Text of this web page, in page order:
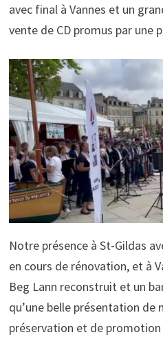
avec final à Vannes et un
vente de CD promus par une
Notre présence à St-Gildas
en cours de rénovation, et à
Beg Lann reconstruit et un
qu’une belle présentation de
préservation et de